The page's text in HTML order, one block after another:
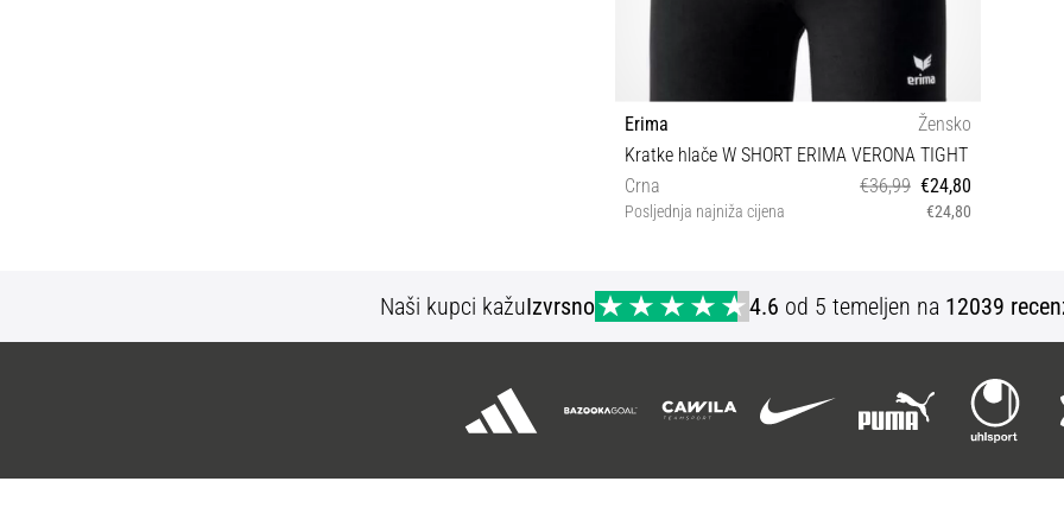
Erima
Žensko
Kratke hlače W SHORT ERIMA VERONA TIGHT
Crna
€36,99 €24,80
Posljednja najniža cijena €24,80
Naši kupci kažuIzvrsno 4.6 od 5 temeljen na 12039